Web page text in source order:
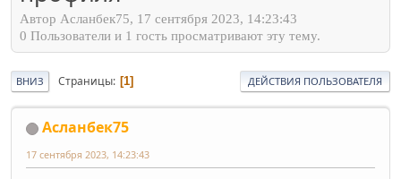
Автор Асланбек75, 17 сентября 2023, 14:23:43
0 Пользователи и 1 гость просматривают эту тему.
ВНИЗ Страницы 1 ДЕЙСТВИЯ ПОЛЬЗОВАТЕЛЯ
Асланбек75
17 сентября 2023, 14:23:43